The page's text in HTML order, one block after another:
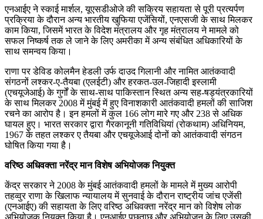
एनआईए ने स्काई मार्शल, यूएसडीओजे की सक्रिय सहायता से पूरी प्रत्यर्पण
प्रक्रिया के दौरान अन्य भारतीय खुफिया एजेंसियों, एनएसजी के साथ मिलकर
काम किया, जिसमें भारत के विदेश मंत्रालय और गृह मंत्रालय ने मामले को
सफल निष्कर्ष तक ले जाने के लिए अमरीका में अन्य संबंधित अधिकारियों के
साथ समन्वय किया।
राणा पर डेविड कोलमैन हेडली उर्फ ​​दाउद गिलानी और नामित आतंकवादी
संगठनों लश्कर-ए-तैयबा (एलईटी) और हरकत-उल-जिहादी इस्लामी
(एचयूजेआई) के गुर्गों के साथ-साथ पाकिस्तान स्थित अन्य सह-षड्यंत्रकारियों
के साथ मिलकर 2008 में मुंबई में हुए विनाशकारी आतंकवादी हमलों की साजिश
रचने का आरोप है। इन हमलों में कुल 166 लोग मारे गए और 238 से अधिक
घायल हुए। भारत सरकार द्वारा गैरकानूनी गतिविधियां (रोकथाम) अधिनियम,
1967 के तहत लश्कर ए तैयबा और एचयूजेआई दोनों को आतंकवादी संगठन
घोषित किया गया है।
वरिष्ठ अधिवक्ता नरेंद्र मान विशेष अभियोजक नियुक्त
केंद्र सरकार ने 2008 के मुंबई आतंकवादी हमलों के मामले में मुख्य आरोपी
तहव्वुर राणा के खिलाफ न्यायालय में सुनवाई के दौरान राष्ट्रीय जांच एजेंसी
(एनआईए) की सहायता के लिए वरिष्ठ अधिवक्ता नरेंद्र मान को विशेष लोक
अभियोजक नियुक्त किया है। एनआईए पूछताछ और अभियोजन के लिए उसकी